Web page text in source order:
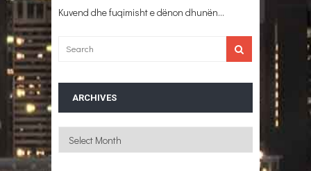
Kuvend dhe fuqimisht e dënon dhunën…
ARCHIVES
Archives